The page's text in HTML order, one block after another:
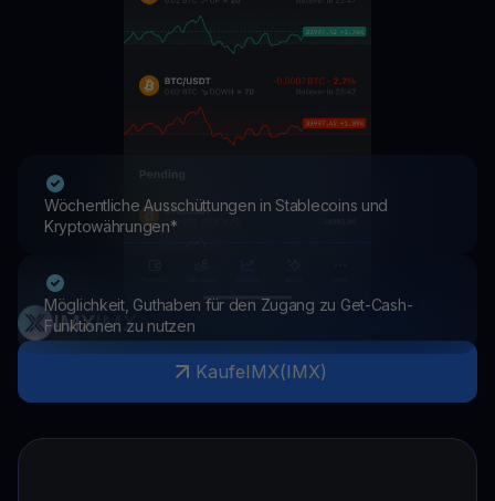
Wöchentliche Ausschüttungen in Stablecoins und
Kryptowährungen*
Möglichkeit, Guthaben für den Zugang zu Get-Cash-
Funktionen zu nutzen
IMXIMX
KaufeIMX(IMX)